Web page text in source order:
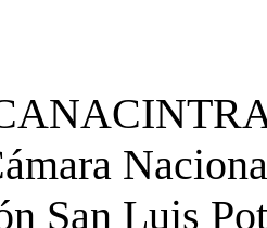
San Luis